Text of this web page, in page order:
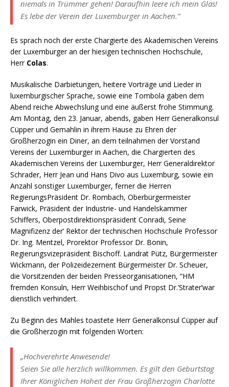
niemals in Trümmer gehen! Daraufhin leere ich mein Glas!
Es lebe der Verein der Luxemburger in Aachen.”
Es sprach noch der erste Chargierte des Akademischen Vereins
der Luxemburger an der hiesigen technischen Hochschule,
Herr Colas.
Musikalische Darbietungen, heitere Vorträge und Lieder in
luxemburgischer Sprache, sowie eine Tombola gaben dem
Abend reiche Abwechslung und eine äußerst frohe Stimmung.
Am Montag, den 23. Januar, abends, gaben Herr Generalkonsul
Cüpper und Gemahlin in ihrem Hause zu Ehren der
Großherzogin ein Diner, an dem teilnahmen der Vorstand
Vereins der Luxemburger in Aachen, die Chargierten des
Akademischen Vereins der Luxemburger, Herr Generaldirektor
Schrader, Herr Jean und Hans Divo aus Luxemburg, sowie ein
Anzahl sonstiger Luxemburger, ferner die Herren
RegierungsPräsident Dr. Rombach, Oberbürgermeister
Farwick, Präsident der Industrie- und Handelskammer
Schiffers, Oberpostdirektionspräsident Conradi, Seine
Magnifizenz der’ Rektor der technischen Hochschule Professor
Dr. Ing. Mentzel, Prorektor Professor Dr. Bonin,
Regierungsvizepräsident Bischoff. Landrat Pütz, Bürgermeister
Wickmann, der Polizeidezernent Bürgermeister Dr. Scheuer,
die Vorsitzenden der beiden Presseorganisationen, “HM
fremden Konsuln, Herr Weihbischof und Propst Dr.’Strater’war
dienstlich verhindert.
Zu Beginn des Mahles toastete Herr Generalkonsul Cüpper auf
die Großherzogin mit folgenden Worten:
„Hochverehrte Anwesende!
Seien Sie alle herzlich willkommen. Es gilt den Geburtstag
Ihrer Königlichen Hoheit der Frau Großherzogin Charlotte